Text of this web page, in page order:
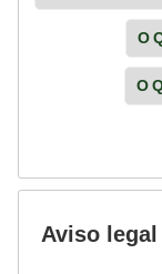
O
O
Aviso legal